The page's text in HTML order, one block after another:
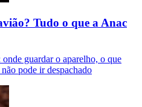
Tudo o que a Anac
guardar o aparelho, o que
pode ir despachado